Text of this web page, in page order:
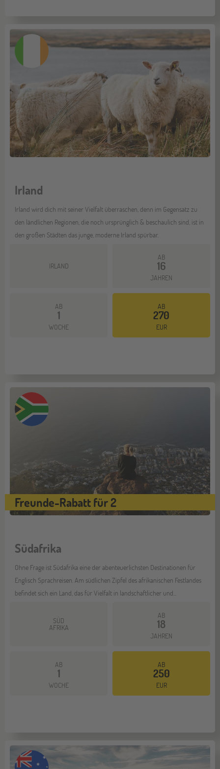
Irland
Irland wird dich mit seiner Vielfalt überraschen, denn im Gegensatz zu
den ländlichen Regionen, die noch ursprünglich & beschaulich sind, ist in
den großen Städten das junge, moderne Irland spürbar.
IRLAND
AB
16
JAHREN
AB
1
WOCHE
AB
270
EUR
Freunde-Rabatt für 2
Südafrika
Ohne Frage ist Südafrika eine der abenteuerlichsten Destinationen für
Englisch Sprachreisen. Am südlichen Zipfel des afrikanischen Festlandes
befindet sich ein Land, das für Vielfalt in landschaftlicher und...
SÜD
AFRIKA
AB
18
JAHREN
AB
1
WOCHE
AB
250
EUR